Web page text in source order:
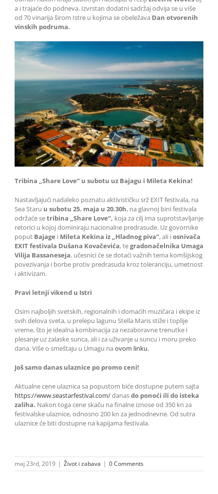
a i trajaće do podneva. Izvrstan dodatni sadržaj odvija se u više
od 70 vinarija širom Istre u kojima se obeležava Dan otvorenih
vinskih podruma.
Tribina „Share Love“ u subotu uz Bajagu i Mileta Kekina!
Nastavljajući nadaleko poznatu aktivističku srž EXIT festivala, na
Sea Staru u subotu 25. maja u 20.30h, na glavnoj bini festivala
održaće setribina „Share Love“, koja za cilj ima suprotstavljanje
retorici u kojoj dominiraju nacionalne predrasude. Uz govornike
poput Bajage i Mileta Kekina iz „Hladnog piva“, ali iosnivača
EXIT festivala Dušana Kovačevića, tegradonačelnika Umaga
Vilija Bassaneseja, učesnici će se dotaći važnih tema komšijskog
povezivanja i borbe protiv predrasuda kroz toleranciju, umetnost
i aktivizam.
Pravi letnji vikend u Istri
Osim najboljih svetskih, regionalnih i domaćih muzičara i ekipe iz
svih delova sveta, u prelepu lagunu Stella Maris stiže i toplije
vreme, što je idealna kombinacija za nezaboravne trenutke i
plesanje uz zalaske sunca, ali i za uživanje u suncu i moru preko
dana. Više o smeštaju u Umagu na ovom linku.
Još samo danas ulaznice po promo ceni!
Aktualne cene ulaznica sa popustom biće dostupne putem sajta
https://www.seastarfestival.com/danasdo ponoći ili do isteka
zaliha. Nakon toga cene skaču na finalne iznose od 350 kn za
festivalske ulaznice, odnosno 200 kn za jednodnevne. Od sutra
ulaznice će biti dostupne na kapijama festivala.
maj 23rd, 2019 | Život i zabava | 0 Comments